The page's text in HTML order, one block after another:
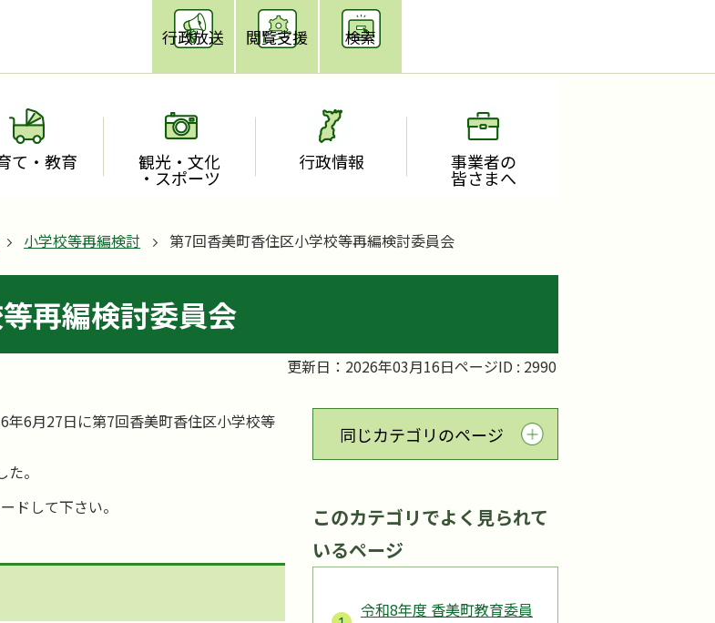
行政放送 閲覧支援 検索
て・教育 観光・文化
・スポーツ
行政情報 事業者の
皆さまへ
小学校等再編検討 第7回香美町香住区小学校等再編検討委員会
再編検討委員会
更新日：2026年03月16日ページID : 2990
6月27日に第7回香美町香住区小学校等
。
ドして下さい。
同じカテゴリのページ
このカテゴリでよく見られて
いるページ
令和8年度 香美町教育委員